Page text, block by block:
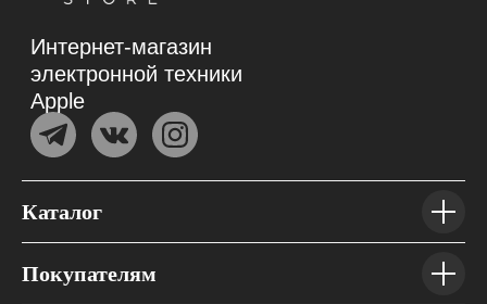
Каталог
Покупателям